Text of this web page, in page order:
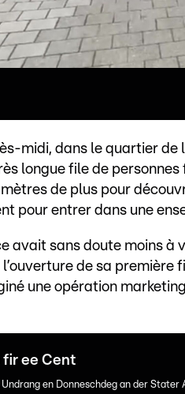
midi, dans le quartier de
longue file de
de plus pour
pour entrer dans une
avait sans doute moins à
l’ouverture de sa
une opération
fir ee Cent
Undrang en Donneschdeg an der Stater